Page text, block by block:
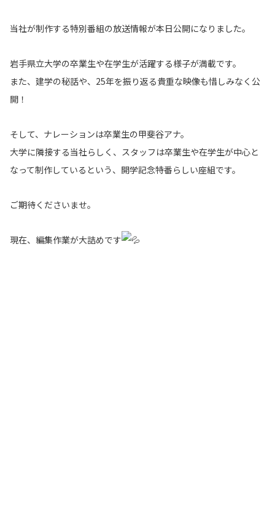
当社が制作する特別番組の放送情報が本日公開になりました。
岩手県立大学の卒業生や在学生が活躍する様子が満載です。
また、建学の秘話や、25年を振り返る貴重な映像も惜しみなく公
開！
そして、ナレーションは卒業生の甲斐谷アナ。
大学に隣接する当社らしく、スタッフは卒業生や在学生が中心と
なって制作しているという、開学記念特番らしい座組です。
ご期待くださいませ。
現在、編集作業が大詰めです